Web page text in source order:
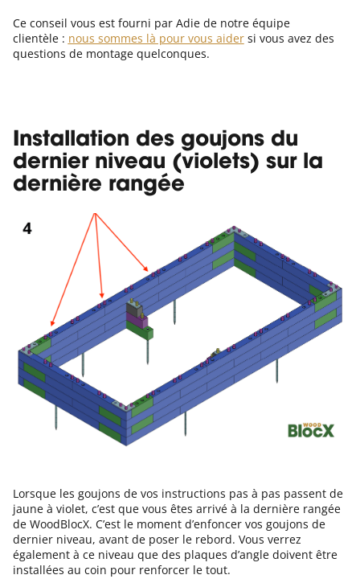
Ce conseil vous est fourni par Adie de notre équipe
clientèle : nous sommes là pour vous aidersi vous avez des
questions de montage quelconques.
Installation des goujons du
dernier niveau (violets) sur la
dernière rangée
Lorsque les goujons de vos instructions pas à pas passent de
jaune à violet, c’est que vous êtes arrivé à la dernière rangée
de WoodBlocX. C’est le moment d’enfoncer vos goujons de
dernier niveau, avant de poser le rebord. Vous verrez
également à ce niveau que des plaques d’angle doivent être
installées au coin pour renforcer le tout.